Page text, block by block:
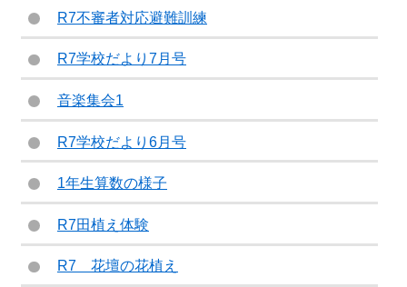
R7不審者対応避難訓練
R7学校だより7月号
音楽集会1
R7学校だより6月号
1年生算数の様子
R7田植え体験
R7 花壇の花植え